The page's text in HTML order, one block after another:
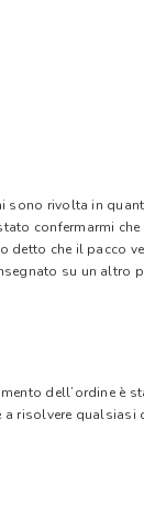
sono rivolta in
confermarmi
detto che il pacco
su un altro
dell’ordine è
risolvere